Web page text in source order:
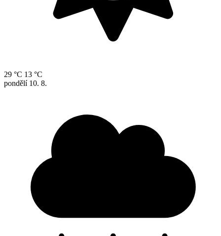
29 °C 13 °C
pondělí 10. 8.